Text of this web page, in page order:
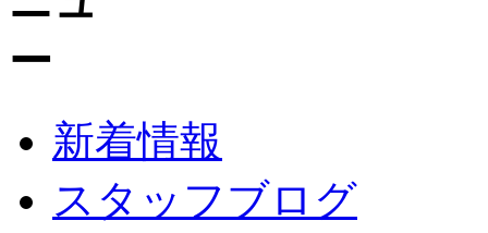
新着情報
スタッフブログ